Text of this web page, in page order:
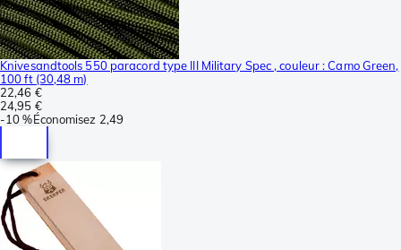
Knivesandtools 550 paracord type III Military Spec , couleur : Camo Green,
100 ft (30,48 m)
22,46 €
24,95 €
-10 %Économisez 2,49